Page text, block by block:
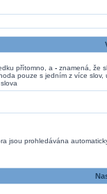
přítomno, a - znamená, že
pouze s jedním z více slov,
jsou prohledávána